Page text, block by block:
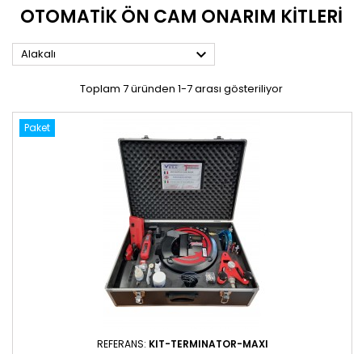
OTOMATIK ÖN CAM ONARIM KITLERI
Alakalı 
Toplam 7 üründen 1-7 arası gösteriliyor
Paket
REFERANS: KIT-TERMINATOR-MAXI